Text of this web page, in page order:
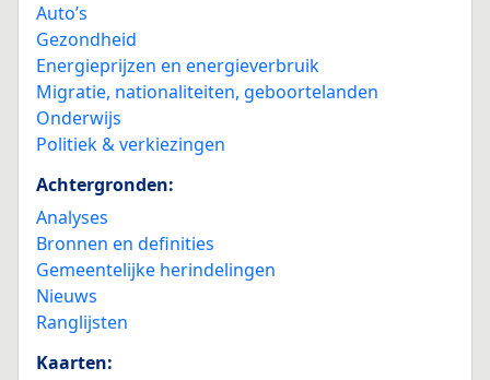
Auto’s
Gezondheid
Energieprijzen en energieverbruik
Migratie, nationaliteiten, geboortelanden
Onderwijs
Politiek & verkiezingen
Achtergronden:
Analyses
Bronnen en definities
Gemeentelijke herindelingen
Nieuws
Ranglijsten
Kaarten: